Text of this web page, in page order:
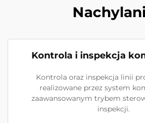
Kontrola i inspekcja
Kontrola oraz inspekcja linii
realizowane przez system
zaawansowanym trybem
inspekcji.